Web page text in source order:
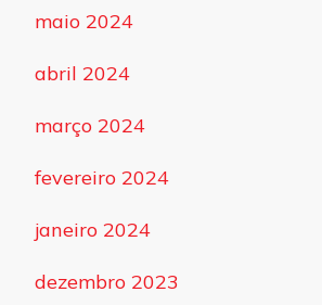
maio 2024
abril 2024
março 2024
fevereiro 2024
janeiro 2024
dezembro 2023